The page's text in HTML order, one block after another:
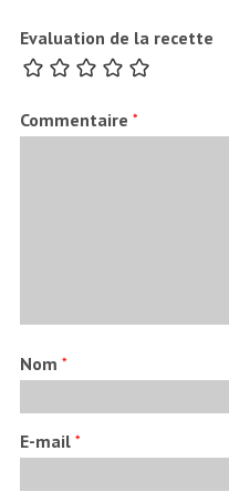
Evaluation de la recette
Commentaire *
Nom *
E-mail *